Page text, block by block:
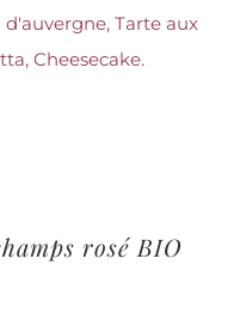
Tarte aux
Cheesecake.
rosé BIO